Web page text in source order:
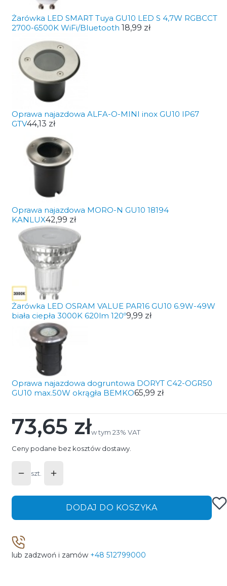
Żarówka LED SMART Tuya GU10 LED S 4,7W RGBCCT
2700-6500K WiFi/Bluetooth 18,99 zł
Oprawa najazdowa ALFA-O-MINI inox GU10 IP67
GTV44,13 zł
Oprawa najazdowa MORO-N GU10 18194
KANLUX42,99 zł
Żarówka LED OSRAM VALUE PAR16 GU10 6.9W-49W
biała ciepła 3000K 620lm 120º9,99 zł
Oprawa najazdowa dogruntowa DORYT C42-OGR50
GU10 max.50W okrągła BEMKO65,99 zł
Cena
73,65 złw tym 23% VAT
w tym 23% VAT
Ceny podane bez kosztów dostawy.
szt.
DODAJ DO KOSZYKA
lub zadzwoń i zamów +48 512799000